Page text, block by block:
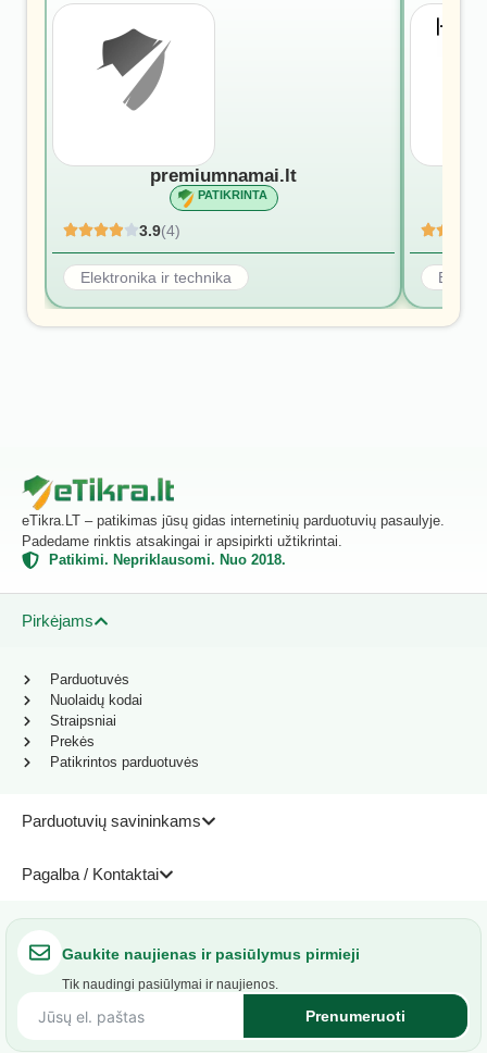
premiumnamai.lt
PATIKRINTA
3.9(4)
Elektronika ir technika
eTikra.LT – patikimas jūsų gidas internetinių parduotuvių pasaulyje.
Padedame rinktis atsakingai ir apsipirkti užtikrintai.
Patikimi. Nepriklausomi. Nuo 2018.
Pirkėjams
Parduotuvių savininkams
Pagalba / Kontaktai
Parduotuvės
Nuolaidų kodai
Straipsniai
Prekės
Patikrintos parduotuvės
Gaukite naujienas ir pasiūlymus pirmieji
Tik naudingi pasiūlymai ir naujienos.
Prenumeruoti